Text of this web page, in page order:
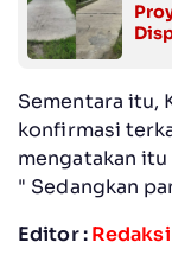
Sementara itu,
konfirmasi
mengatakan
" Sedangkan
Editor :Redaksi